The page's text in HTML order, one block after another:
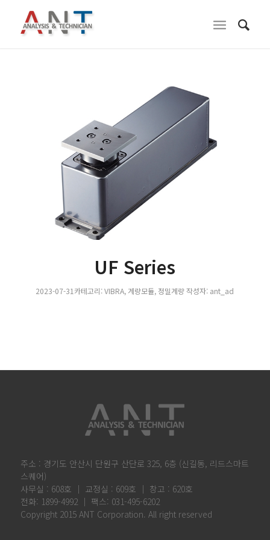
UF Series
2023-07-31카테고리:VIBRA, 계량모듈, 정밀계량 작성자: ant_ad
주소 : 경기도 안산시 단원구 산단로 325, 6층 (신길동, 리드스마트
스퀘어)
사무실 : 608호 │ 교정실 : 609호 │ 창고 : 620호
전화: 1899-4992 │ 팩스: 031-495-6202
Copyright 2015 ANT Corporation. All right reserved